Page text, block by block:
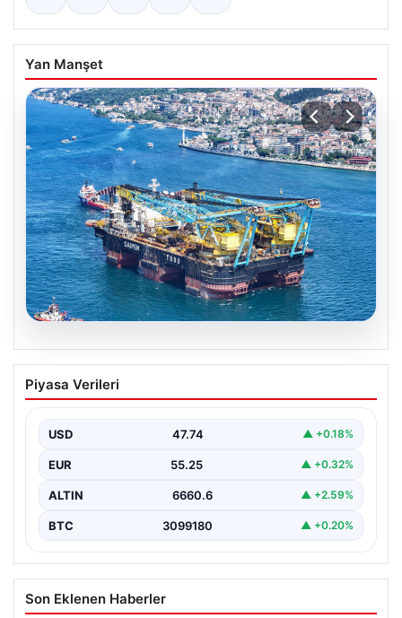
Yan Manşet
İstanbul Boğazı’ndan Dev Bir Molar
Geçti: Köprülerin Altından Geçiş İçin
İstanbul Boğazı, dün büyük bir denizcilik etkinliğine
Piyasa Verileri
USD 47.74 ▲ +0.18%
EUR 55.25 ▲ +0.32%
ALTIN 6660.6 ▲ +2.59%
BTC 3099180 ▲ +0.20%
Son Eklenen Haberler